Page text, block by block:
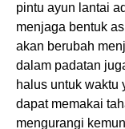
pintu ayun lantai
menjaga bentuk
akan berubah
dalam padatan
halus untuk waktu
dapat memakai
mengurangi